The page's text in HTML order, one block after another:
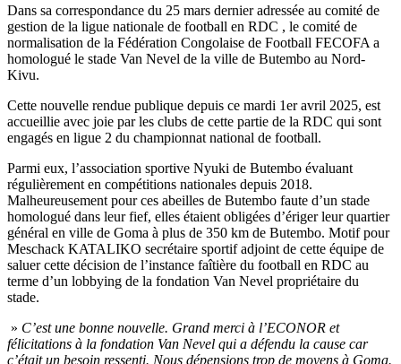
time
Dans sa correspondance du 25 mars dernier adressée au comité de
gestion de la ligue nationale de football en RDC , le comité de
normalisation de la Fédération Congolaise de Football FECOFA a
homologué le stade Van Nevel de la ville de Butembo au Nord-
Kivu.
Cette nouvelle rendue publique depuis ce mardi 1er avril 2025, est
accueillie avec joie par les clubs de cette partie de la RDC qui sont
engagés en ligue 2 du championnat national de football.
Parmi eux, l’association sportive Nyuki de Butembo évaluant
régulièrement en compétitions nationales depuis 2018.
Malheureusement pour ces abeilles de Butembo faute d’un stade
homologué dans leur fief, elles étaient obligées d’ériger leur quartier
général en ville de Goma à plus de 350 km de Butembo. Motif pour
Meschack KATALIKO secrétaire sportif adjoint de cette équipe de
saluer cette décision de l’instance faîtière du football en RDC au
terme d’un lobbying de la fondation Van Nevel propriétaire du
stade.
» C’est une bonne nouvelle. Grand merci à l’ECONOR et
félicitations à la fondation Van Nevel qui a défendu la cause car
c’était un besoin ressenti. Nous dépensions trop de moyens à Goma.